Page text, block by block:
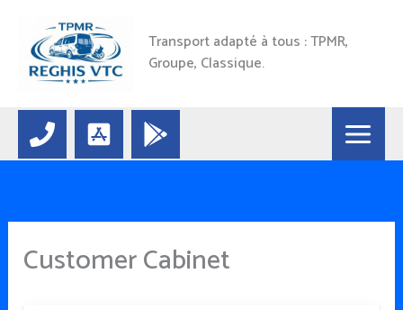
contenu
Transport adapté à tous : TPMR,
Groupe, Classique.
Customer Cabinet